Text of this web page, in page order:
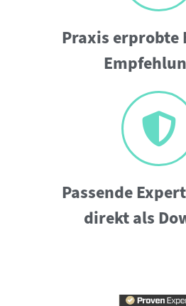
Praxis erprobte
Passende
direkt als